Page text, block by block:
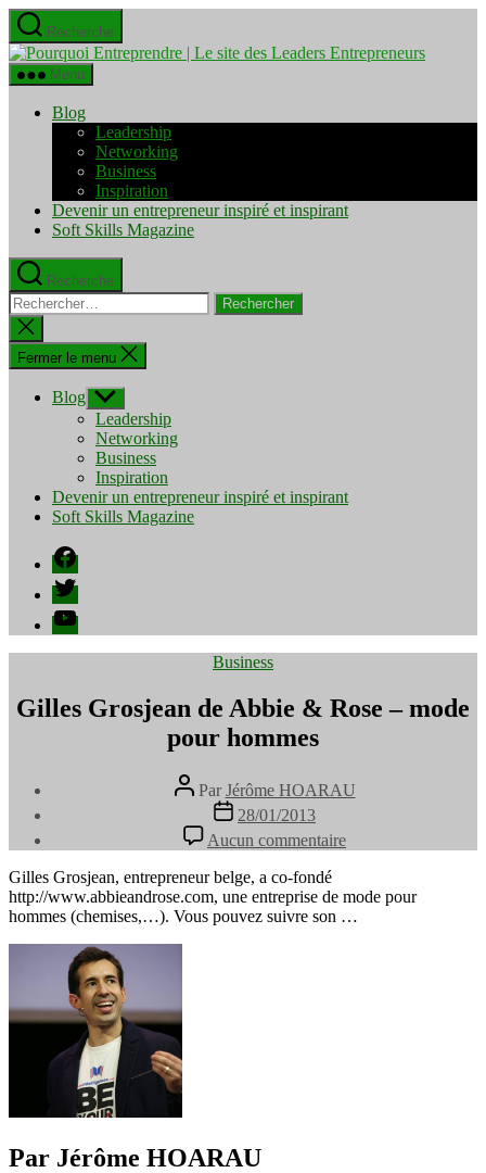
Aller
au
contenu
Recherche
Pourquoi
Menu
Blog
Leadership
Networking
Business
Inspiration
Devenir un entrepreneur inspiré et inspirant
Soft Skills Magazine
Recherche
Rechercher :
Fermer
la
recherche
Fermer le menu
Blog Afficher
le
sous-
menu
Leadership
Networking
Business
Inspiration
Devenir un entrepreneur inspiré et inspirant
Soft Skills Magazine
Facebook
Twitter
YouTube
Catégories
Business
Gilles Grosjean de Abbie & Rose – mode
pour hommes
Auteur
de
l’article
Par Jérôme HOARAU
Date
l’article
28/01/2013
Aucun commentaire
Gilles
de
Abbie
Gilles Grosjean, entrepreneur belge, a co-fondé
http://www.abbieandrose.com, une entreprise de mode pour
hommes (chemises,…). Vous pouvez suivre son …
Par Jérôme HOARAU